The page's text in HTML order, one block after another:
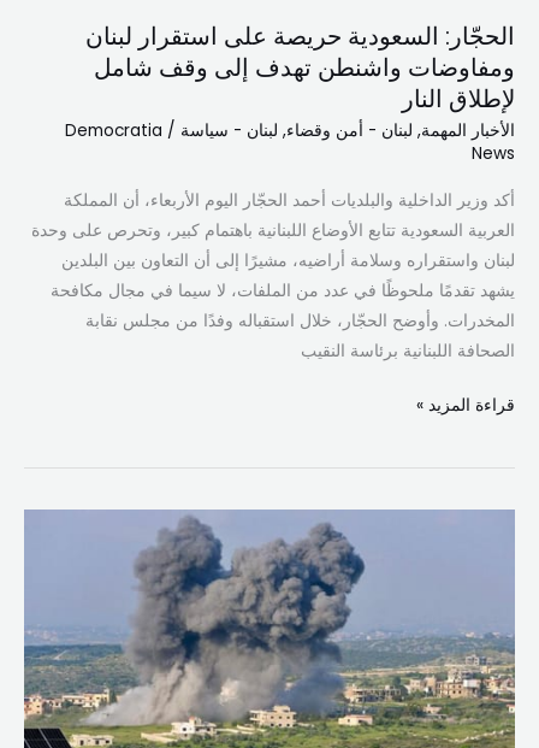
الحجّار: السعودية حريصة على استقرار لبنان
ومفاوضات واشنطن تهدف إلى وقف شامل
لإطلاق النار
الأخبار المهمة, لبنان - أمن وقضاء, لبنان - سياسة /
Democratia
News
أكد وزير الداخلية والبلديات أحمد الحجّار اليوم الأربعاء، أن المملكة
العربية السعودية تتابع الأوضاع اللبنانية باهتمام كبير، وتحرص على وحدة
لبنان واستقراره وسلامة أراضيه، مشيرًا إلى أن التعاون بين البلدين
يشهد تقدمًا ملحوظًا في عدد من الملفات، لا سيما في مجال مكافحة
المخدرات. وأوضح الحجّار، خلال استقباله وفدًا من مجلس نقابة
الصحافة اللبنانية برئاسة النقيب
شامل
لإطلاق
النار
قراءة المزيد »
اللبنانية:
ضغوط
لوقف
إطلاق